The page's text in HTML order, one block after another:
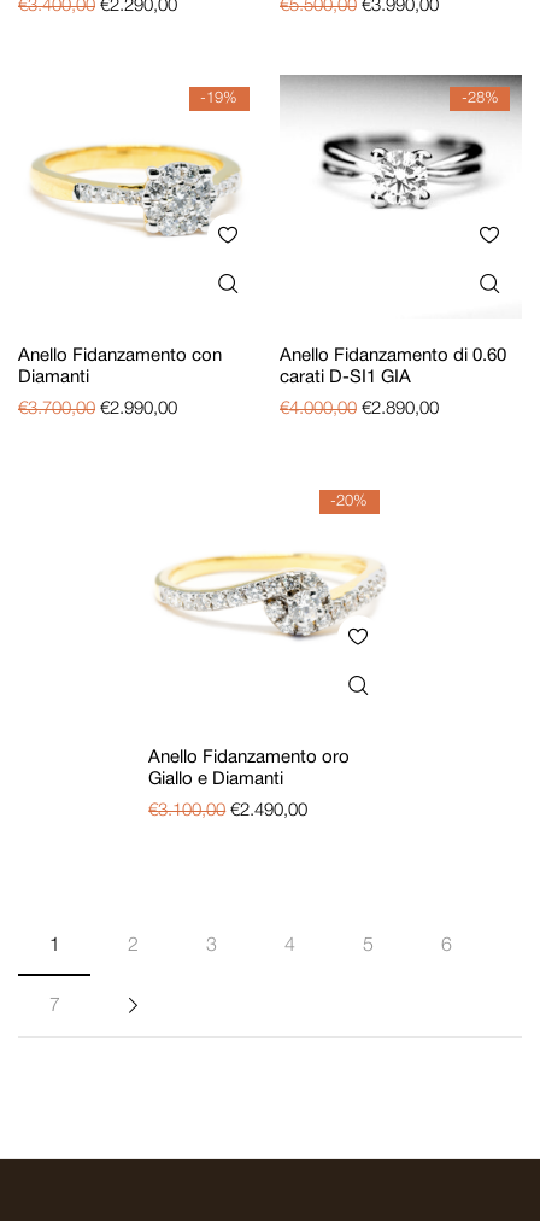
€3.400,00 €2.290,00 €5.500,00 €3.990,00
-19%
Anello Fidanzamento con
Diamanti
€3.700,00 €2.990,00
-28%
Anello Fidanzamento di 0.60
carati D-SI1 GIA
€4.000,00 €2.890,00
-20%
Anello Fidanzamento oro
Giallo e Diamanti
€3.100,00 €2.490,00
1 2 3 4 5 6
7